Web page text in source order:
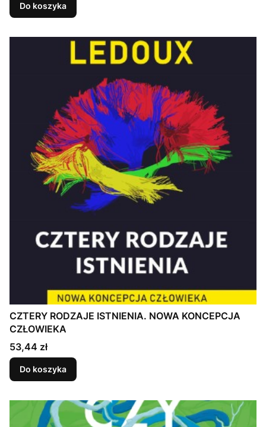
Do koszyka
CZTERY RODZAJE ISTNIENIA. NOWA KONCEPCJA
CZŁOWIEKA
Cena
53,44 zł
Do koszyka